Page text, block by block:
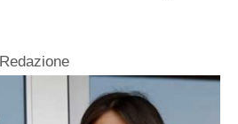
Redazione